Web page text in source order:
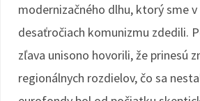
modernizačného dlhu, ktorý sme
desaťročiach komunizmu zdedili.
zľava unisono hovorili, že prinesú
regionálnych rozdielov, čo sa